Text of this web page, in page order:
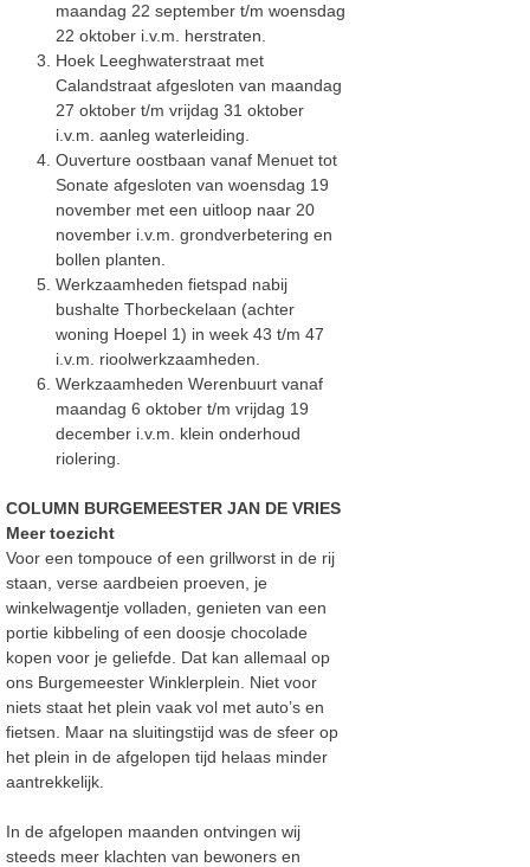
maandag 22 september t/m woensdag
22 oktober i.v.m. herstraten.
Hoek Leeghwaterstraat met
Calandstraat afgesloten van maandag
27 oktober t/m vrijdag 31 oktober
i.v.m. aanleg waterleiding.
Ouverture oostbaan vanaf Menuet tot
Sonate afgesloten van woensdag 19
november met een uitloop naar 20
november i.v.m. grondverbetering en
bollen planten.
Werkzaamheden fietspad nabij
bushalte Thorbeckelaan (achter
woning Hoepel 1) in week 43 t/m 47
i.v.m. rioolwerkzaamheden.
Werkzaamheden Werenbuurt vanaf
maandag 6 oktober t/m vrijdag 19
december i.v.m. klein onderhoud
riolering.
COLUMN BURGEMEESTER JAN DE VRIES
Meer toezicht
Voor een tompouce of een grillworst in de rij
staan, verse aardbeien proeven, je
winkelwagentje volladen, genieten van een
portie kibbeling of een doosje chocolade
kopen voor je geliefde. Dat kan allemaal op
ons Burgemeester Winklerplein. Niet voor
niets staat het plein vaak vol met auto’s en
fietsen. Maar na sluitingstijd was de sfeer op
het plein in de afgelopen tijd helaas minder
aantrekkelijk.
In de afgelopen maanden ontvingen wij
steeds meer klachten van bewoners en